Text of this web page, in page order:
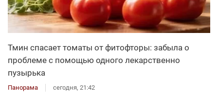
Тмин спасает томаты от фитофторы: забыла о
проблеме с помощью одного лекарственно
пузырька
Панорама сегодня, 21:42